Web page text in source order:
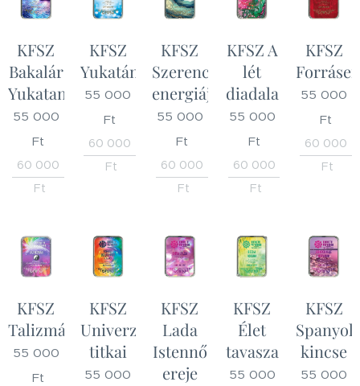
KFSZ
Bakalár
Yukatan
55 000
Ft
60 000
Ft
KFSZ
Yukatán
55 000
Ft
60 000
Ft
KFSZ
Szerencse
energiája
55 000
Ft
60 000
Ft
KFSZ A
lét
diadala
55 000
Ft
60 000
Ft
KFSZ
55 000
Ft
60 000
Ft
KFSZ
Talizmán
55 000
Ft
KFSZ
Univerzum
titkai
55 000
KFSZ
Lada
Istennő
ereje
KFSZ
Élet
tavasza
55 000
KFSZ
kincse
55 000